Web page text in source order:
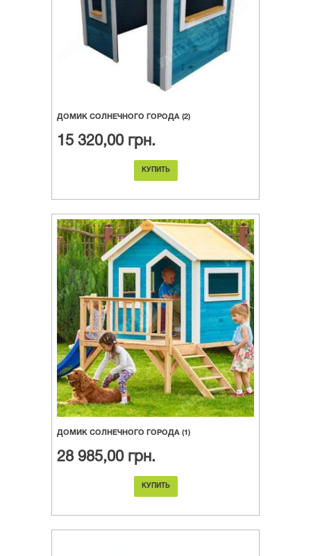
ДОМИК СОЛНЕЧНОГО ГОРОДА (2)
15 320,00 грн.
КУПИТЬ
ДОМИК СОЛНЕЧНОГО ГОРОДА (1)
28 985,00 грн.
КУПИТЬ